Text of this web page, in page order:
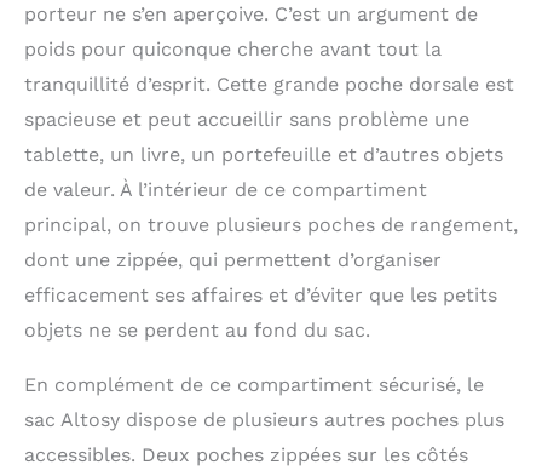
porteur ne s’en aperçoive. C’est un argument de
poids pour quiconque cherche avant tout la
tranquillité d’esprit. Cette grande poche dorsale est
spacieuse et peut accueillir sans problème une
tablette, un livre, un portefeuille et d’autres objets
de valeur. À l’intérieur de ce compartiment
principal, on trouve plusieurs poches de rangement,
dont une zippée, qui permettent d’organiser
efficacement ses affaires et d’éviter que les petits
objets ne se perdent au fond du sac.
En complément de ce compartiment sécurisé, le
sac Altosy dispose de plusieurs autres poches plus
accessibles. Deux poches zippées sur les côtés